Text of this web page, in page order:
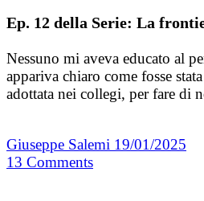
Ep. 12 della Serie: La
Nessuno mi aveva educato al
appariva chiaro come fosse
adottata nei collegi, per fare di
Giuseppe Salemi 19/01/2025
13 Comments